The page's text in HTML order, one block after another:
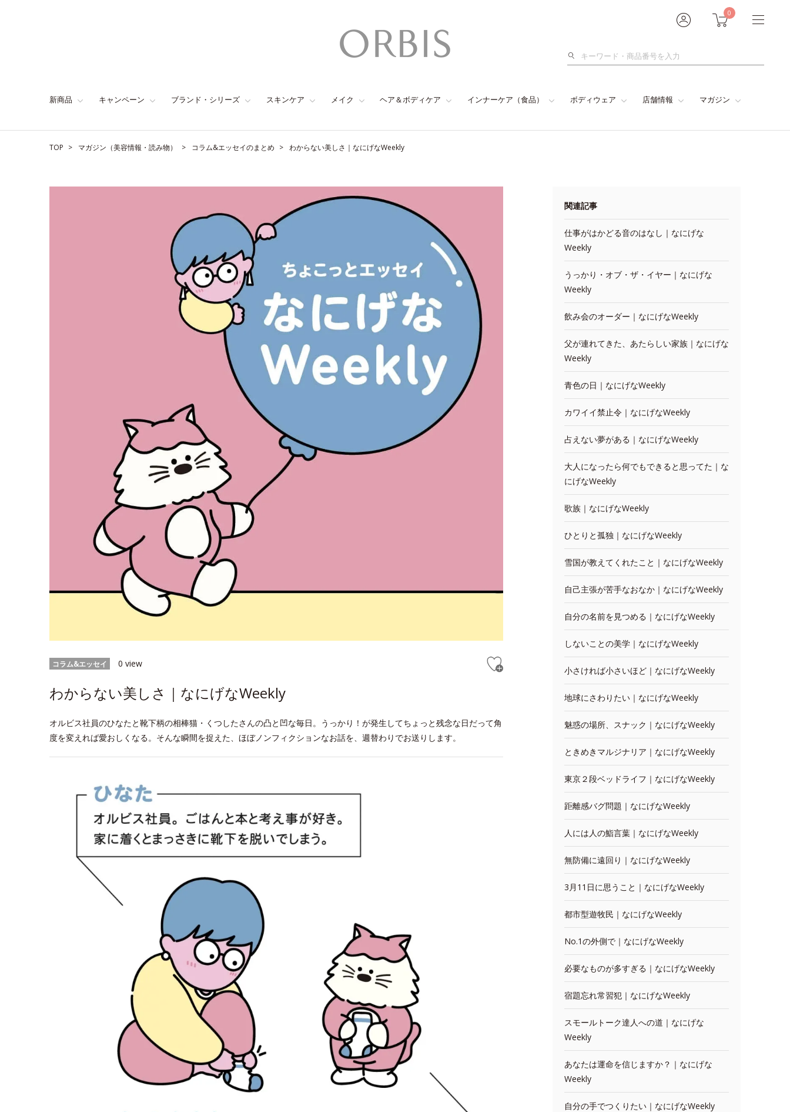
0
検
新商品 キャンペーン ブランド・シリーズ スキンケア メイク ヘア＆ボディケア インナーケア（食品） ボディウェア 店舗情報 マガジン
TOP マガジン（美容情報・読み物） コラム&エッセイのまとめ わからない美しさ｜なにげなWeekly
コラム&エッセイ 0 view
わからない美しさ｜なにげなWeekly
オルビス社員のひなたと靴下柄の相棒猫・くつしたさんの凸と凹な毎日。うっかり！が発生してちょっと残念な日だって角
度を変えれば愛おしくなる。そんな瞬間を捉えた、ほぼノンフィクションなお話を、週替わりでお送りします。
関連記事
仕事がはかどる音のはなし｜なにげな
Weekly
うっかり・オブ・ザ・イヤー｜なにげな
Weekly
飲み会のオーダー｜なにげなWeekly
父が連れてきた、あたらしい家族｜なにげな
Weekly
青色の日｜なにげなWeekly
カワイイ禁止令｜なにげなWeekly
占えない夢がある｜なにげなWeekly
大人になったら何でもできると思ってた｜な
にげなWeekly
歌族｜なにげなWeekly
ひとりと孤独｜なにげなWeekly
雪国が教えてくれたこと｜なにげなWeekly
自己主張が苦手なおなか｜なにげなWeekly
自分の名前を見つめる｜なにげなWeekly
しないことの美学｜なにげなWeekly
小さければ小さいほど｜なにげなWeekly
地球にさわりたい｜なにげなWeekly
魅惑の場所、スナック｜なにげなWeekly
ときめきマルジナリア｜なにげなWeekly
東京２段ベッドライフ｜なにげなWeekly
距離感バグ問題｜なにげなWeekly
人には人の鮨言葉｜なにげなWeekly
無防備に遠回り｜なにげなWeekly
3月11日に思うこと｜なにげなWeekly
都市型遊牧民｜なにげなWeekly
No.1の外側で｜なにげなWeekly
必要なものが多すぎる｜なにげなWeekly
宿題忘れ常習犯｜なにげなWeekly
スモールトーク達人への道｜なにげな
Weekly
あなたは運命を信じますか？｜なにげな
Weekly
自分の手でつくりたい｜なにげなWeekly